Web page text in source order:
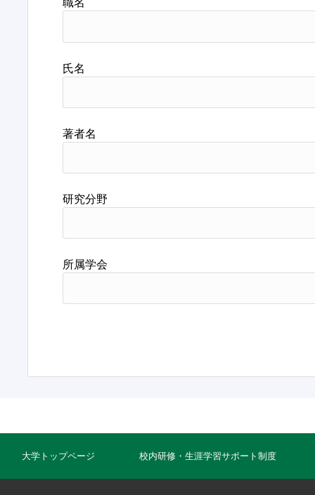
職名
氏名
著者名
研究分野
所属学会
大学トップページ 校内研修・生涯学習サポート制度